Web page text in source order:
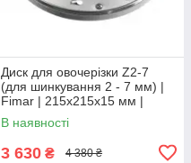
Диск для овочерізки Z2-7
(для шинкування 2 - 7 мм) |
Fimar | 215x215x15 мм |
Нержавіюча сталь
В наявності
3 630 ₴ 4 380 ₴